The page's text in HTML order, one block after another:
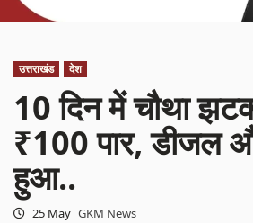
उत्तराखंड देश
10 दिन में चौथा
₹100 पार, डीजल
हुआ..
25 May GKM News